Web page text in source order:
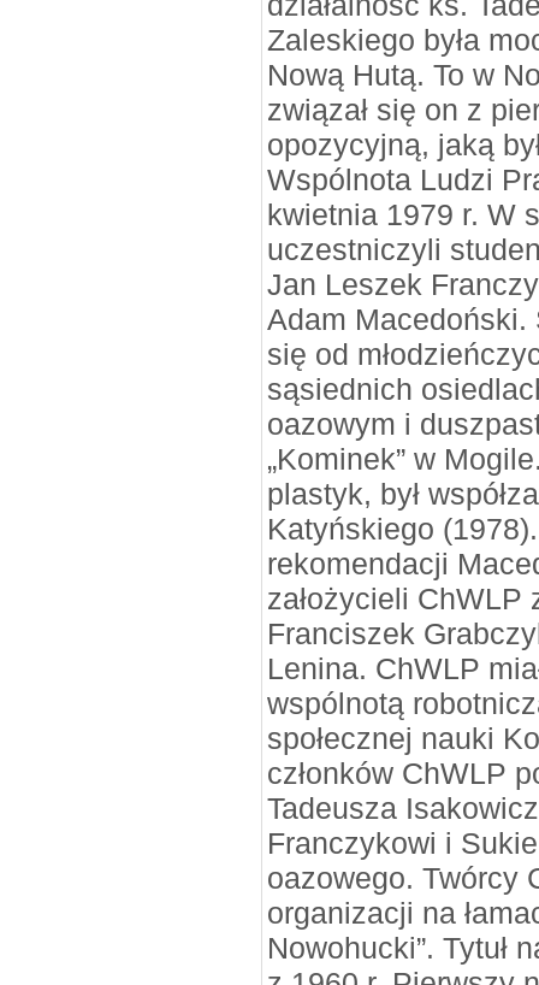
Zaleskiego była
Nową Hutą. To w
związał się on z
opozycyjną, jaką
Wspólnota Ludzi
kwietnia 1979 r. W
uczestniczyli
Jan Leszek
Adam
się od
sąsiednich
oazowym i
„Kominek” w
plastyk, był
Katyńskiego
rekomendacji
założycieli ChWLP
Franciszek
Lenina. ChWLP
wspólnotą
społecznej nauki
członków ChWLP
Tadeusza
Franczykowi i
oazowego. Twórcy
organizacji na
Nowohucki”. Tytuł